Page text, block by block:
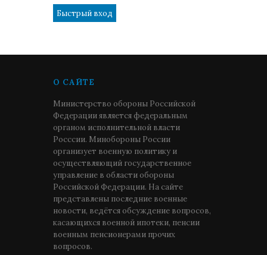
О САЙТЕ
Министерство обороны Российской
Федерации является федеральным
органом исполнительной власти
Росссии. Минобороны России
организует военную политику и
осуществляющий государственное
управление в области обороны
Российской Федерации. На сайте
представлены последние военные
новости, ведётся обсуждение вопросов,
касающихся военной ипотеки, пенсии
военным пенсионерами прочих
вопросов.